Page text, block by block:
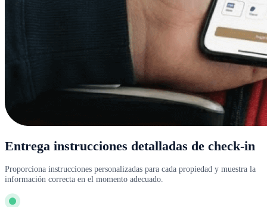
Entrega instrucciones detalladas de check-in
Proporciona instrucciones personalizadas para cada propiedad y muestra la
información correcta en el momento adecuado.